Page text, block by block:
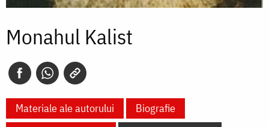
Monahul Kalist
Materiale ale autorului
Biografie